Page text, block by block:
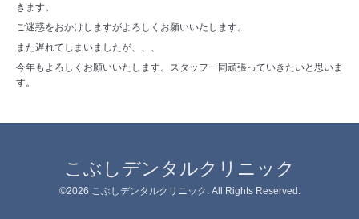
きます。
ご迷惑をおかけしますがよろしくお願いいたします。
また遅れてしまいましたが、、、
今年もよろしくお願いいたします。スタッフ一同頑張っていきたいと思いま
す。
こぶしデンタルクリニック
©2026 こぶしデンタルクリニック . All Rights Reserved.